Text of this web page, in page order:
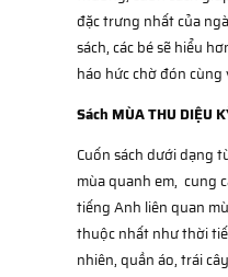
đặc trưng nhất của
sách, các bé sẽ hiểu
háo hức chờ đón
Sách MÙA THU DIỆU
Cuốn sách dưới dạng
mùa quanh em, cung
tiếng Anh liên quan
thuộc nhất như thời
nhiên, quần áo, trái